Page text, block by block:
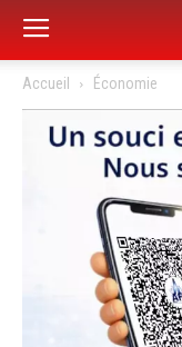
Accueil Économie